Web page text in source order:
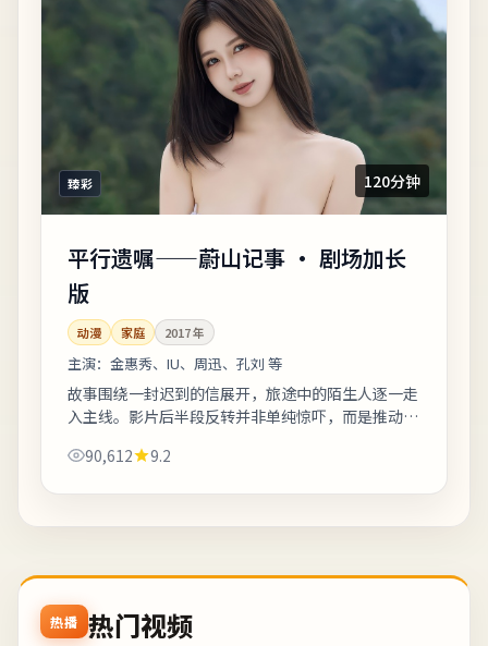
臻彩 120分钟
平行遗嘱——蔚山记事 · 剧场加长
版
动漫 家庭 2017年
主演： 金惠秀、IU、周迅、孔刘 等
故事围绕一封迟到的信展开，旅途中的陌生人逐一走
入主线。影片后半段反转并非单纯惊吓，而是推动人
的地域符号与文化语境值得关注。《平行遗...
90,612 9.2
热播 热门视频